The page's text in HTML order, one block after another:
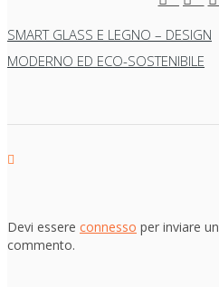
SMART GLASS E LEGNO – DESIGN
MODERNO ED ECO-SOSTENIBILE
Devi essere connesso per inviare un
commento.